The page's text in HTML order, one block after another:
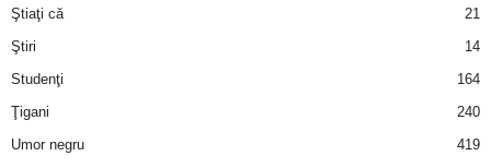
Ştiaţi că
21
Ştiri
14
Studenţi
164
Ţigani
240
Umor negru
419